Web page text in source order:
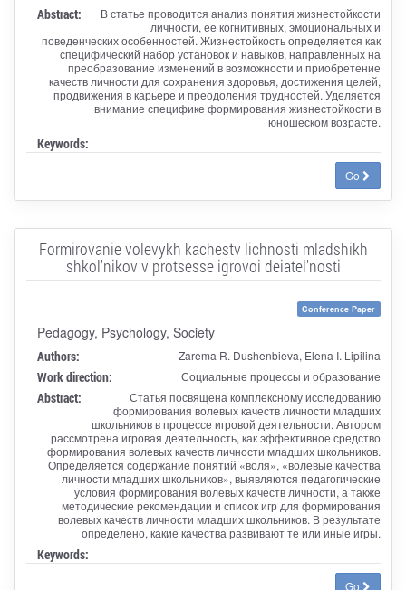
Abstract:
В статье проводится анализ понятия жизнестойкости
личности, ее когнитивных, эмоциональных и
поведенческих особенностей. Жизнестойкость определяется как
специфический набор установок и навыков, направленных на
преобразование изменений в возможности и приобретение
качеств личности для сохранения здоровья, достижения целей,
продвижения в карьере и преодоления трудностей. Уделяется
внимание специфике формирования жизнестойкости в
юношеском возрасте.
Keywords:
Go
Formirovanie volevykh kachestv lichnosti mladshikh
shkol'nikov v protsesse igrovoi deiatel'nosti
Conference Paper
Pedagogy, Psychology, Society
Authors: Zarema R. Dushenbieva, Elena I. Lipilina
Work direction: Социальные процессы и образование
Abstract:
Статья посвящена комплексному исследованию
формирования волевых качеств личности младших
школьников в процессе игровой деятельности. Автором
рассмотрена игровая деятельность, как эффективное средство
формирования волевых качеств личности младших школьников.
Определяется содержание понятий «воля», «волевые качества
личности младших школьников», выявляются педагогические
условия формирования волевых качеств личности, а также
методические рекомендации и список игр для формирования
волевых качеств личности младших школьников. В результате
определено, какие качества развивают те или иные игры.
Keywords:
Go